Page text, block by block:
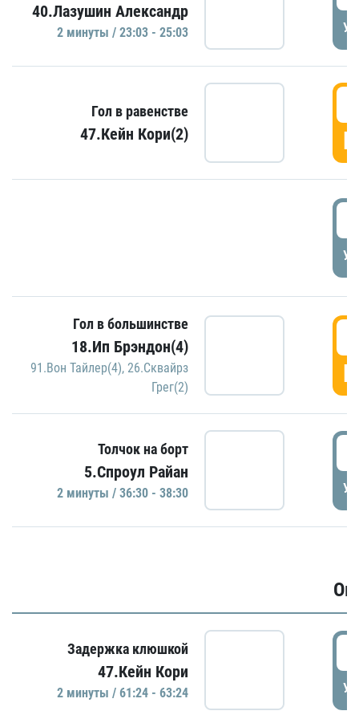
40.Лазушин Александр
2 минуты / 23:03 - 25:03
Гол в равенстве
47.Кейн Кори(2)
Гол в большинстве
18.Ип Брэндон(4)
91.Вон Тайлер(4), 26.Сквайрз
Грег(2)
Толчок на борт
5.Спроул Райан
2 минуты / 36:30 - 38:30
Задержка клюшкой
47.Кейн Кори
2 минуты / 61:24 - 63:24